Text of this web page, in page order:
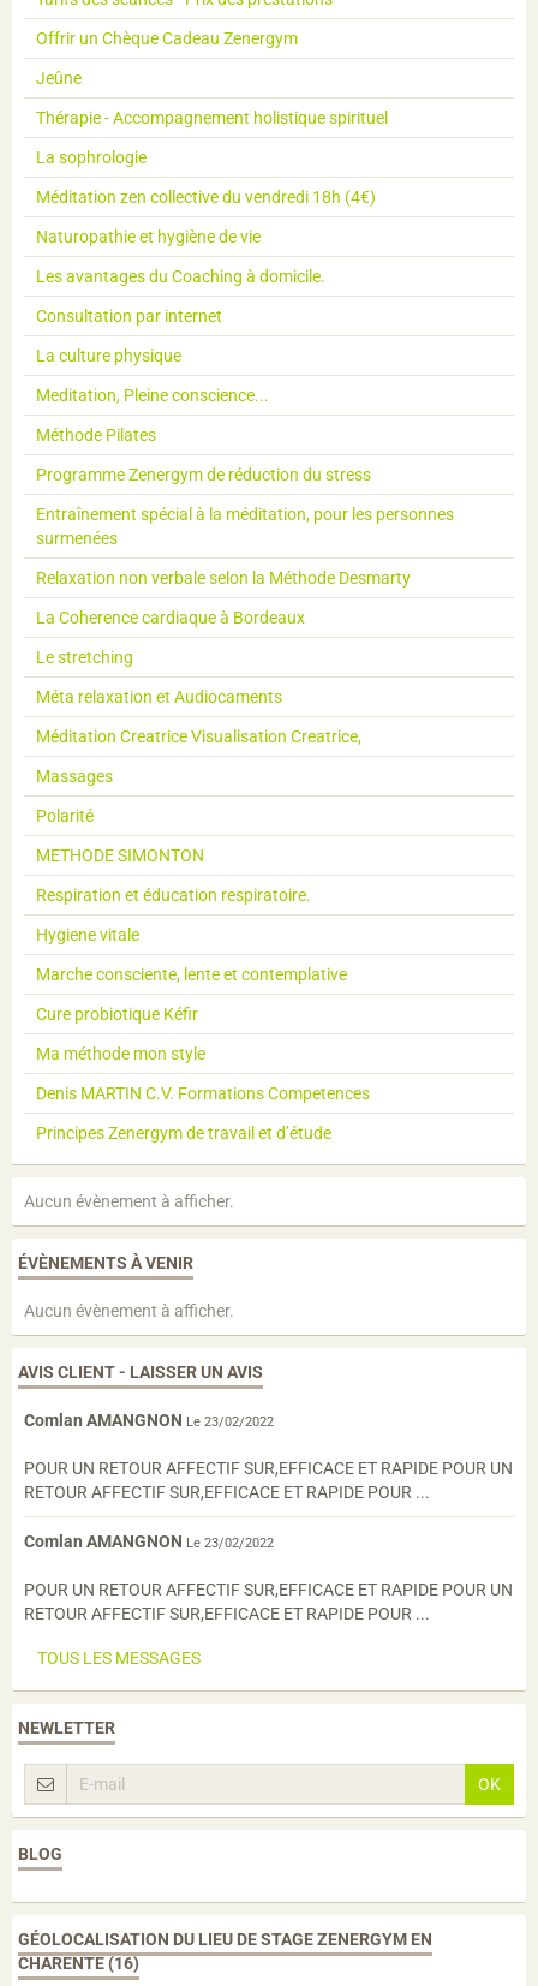
Offrir un Chèque Cadeau Zenergym
Jeûne
Thérapie - Accompagnement holistique spirituel
La sophrologie
Méditation zen collective du vendredi 18h (4€)
Naturopathie et hygiène de vie
Les avantages du Coaching à domicile.
Consultation par internet
La culture physique
Meditation, Pleine conscience...
Méthode Pilates
Programme Zenergym de réduction du stress
Entraînement spécial à la méditation, pour les personnes
surmenées
Relaxation non verbale selon la Méthode Desmarty
La Coherence cardiaque à Bordeaux
Le stretching
Méta relaxation et Audiocaments
Méditation Creatrice Visualisation Creatrice,
Massages
Polarité
METHODE SIMONTON
Respiration et éducation respiratoire.
Hygiene vitale
Marche consciente, lente et contemplative
Cure probiotique Kéfir
Ma méthode mon style
Denis MARTIN C.V. Formations Competences
Principes Zenergym de travail et d’étude
Aucun évènement à afficher.
ÉVÈNEMENTS À VENIR
Aucun évènement à afficher.
AVIS CLIENT - LAISSER UN AVIS
Comlan AMANGNON Le 23/02/2022
POUR UN RETOUR AFFECTIF SUR,EFFICACE ET RAPIDE POUR UN
RETOUR AFFECTIF SUR,EFFICACE ET RAPIDE POUR ...
Comlan AMANGNON Le 23/02/2022
POUR UN RETOUR AFFECTIF SUR,EFFICACE ET RAPIDE POUR UN
RETOUR AFFECTIF SUR,EFFICACE ET RAPIDE POUR ...
TOUS LES MESSAGES
NEWLETTER
OK
BLOG
GÉOLOCALISATION DU LIEU DE STAGE ZENERGYM EN
CHARENTE (16)